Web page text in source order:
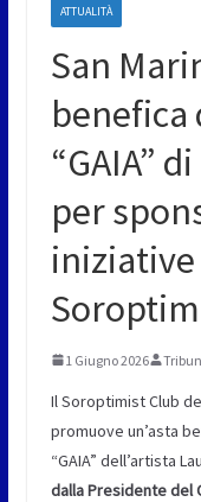
ATTUALITÀ
San
benefica
“GAIA”
per
1 Giugno 2026
Il Soroptimist Club
promuove un’asta
“GAIA” dell’artista
dalla Presidente del